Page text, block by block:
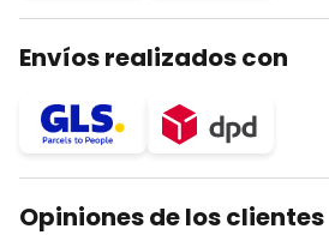
Envíos realizados con
Opiniones de los clientes